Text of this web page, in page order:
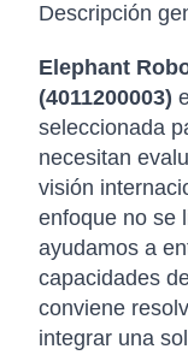
Descripción
Elephant
(4011200003)
seleccionada
necesitan
visión
enfoque no se
ayudamos a
capacidades
conviene
integrar una